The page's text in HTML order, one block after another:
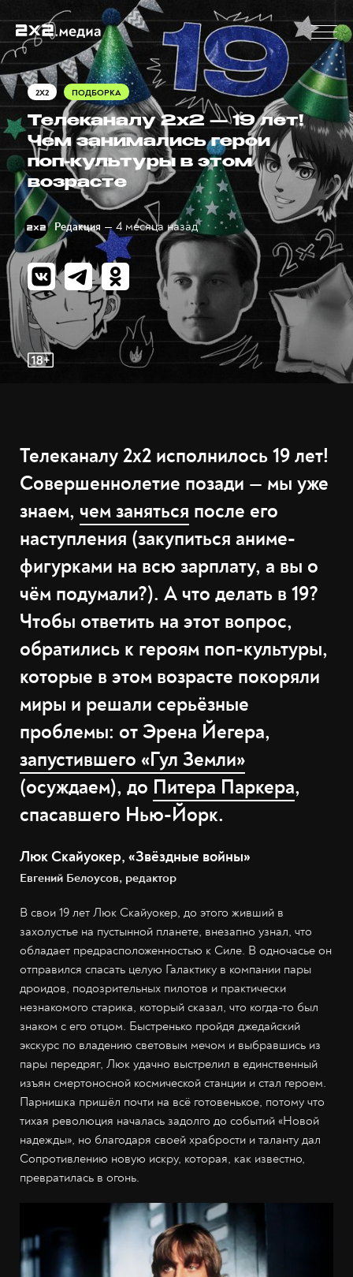
2X2 ПОДБОРКА
Телеканалу 2х2 — 19 лет!
Чем занимались герои
поп-культуры в этом
возрасте
Редакция — 4 месяца назад
Телеканалу 2х2 исполнилось 19 лет!
Совершеннолетие позади — мы уже
знаем, чем заняться после его
наступления (закупиться аниме-
фигурками на всю зарплату, а вы о
чём подумали?). А что делать в 19?
Чтобы ответить на этот вопрос,
обратились к героям поп-культуры,
которые в этом возрасте покоряли
миры и решали серьёзные
проблемы: от Эрена Йегера,
запустившего «Гул Земли»
(осуждаем), до Питера Паркера,
спасавшего Нью-Йорк.
Люк Скайуокер, «Звёздные войны»
Евгений Белоусов, редактор
В свои 19 лет Люк Скайуокер, до этого живший в
захолустье на пустынной планете, внезапно узнал, что
обладает предрасположенностью к Силе. В одночасье он
отправился спасать целую Галактику в компании пары
дроидов, подозрительных пилотов и практически
незнакомого старика, который сказал, что когда-то был
знаком с его отцом. Быстренько пройдя джедайский
экскурс по владению световым мечом и выбравшись из
пары передряг, Люк удачно выстрелил в единственный
изъян смертоносной космической станции и стал героем.
Парнишка пришёл почти на всё готовенькое, потому что
тихая революция началась задолго до событий «Новой
надежды», но благодаря своей храбрости и таланту дал
Сопротивлению новую искру, которая, как известно,
превратилась в огонь.